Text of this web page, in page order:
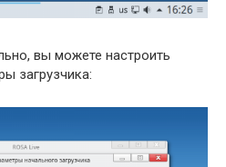
вы можете настроить
загрузчика: